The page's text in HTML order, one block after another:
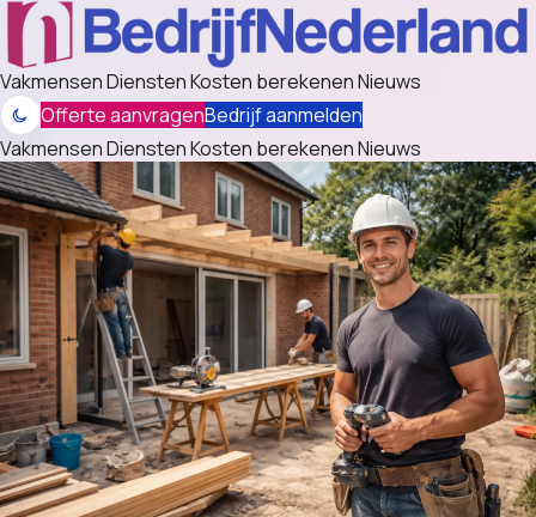
VakmensenDienstenKosten berekenenNieuws
Offerte aanvragenBedrijf aanmelden
VakmensenDienstenKosten berekenenNieuws